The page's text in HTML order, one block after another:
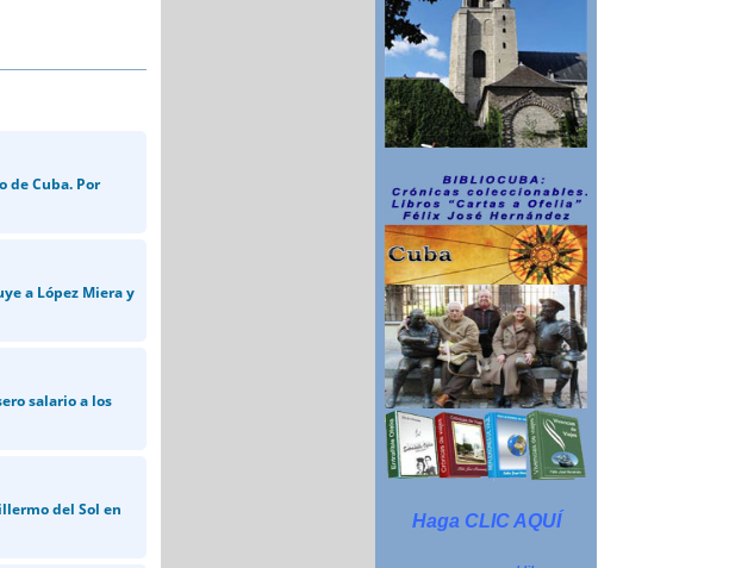
de Cuba. Por
a López Miera y
salario a los
del Sol en
Haga CLIC AQUÍ